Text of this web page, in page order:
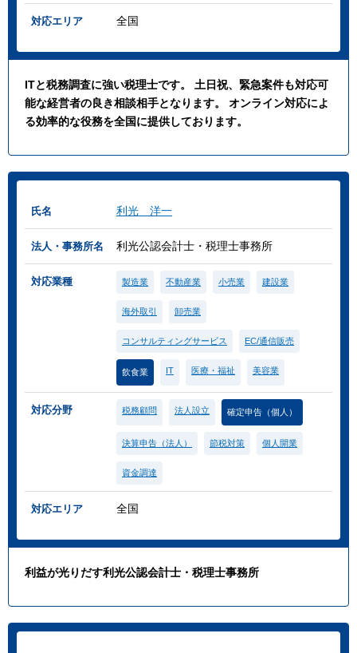
対応エリア 全国
ITと税務調査に強い税理士です。 土日祝、緊急案件も対応可
能な経営者の良き相談相手となります。 オンライン対応によ
る効率的な役務を全国に提供しております。
氏名 利光 洋一
法人・事務所名 利光公認会計士・税理士事務所
対応業種 製造業 不動産業 小売業 建設業
海外取引 卸売業
コンサルティングサービス EC/通信販売
飲食業 IT 医療・福祉 美容業
対応分野 税務顧問 法人設立 確定申告（個人）
決算申告（法人） 節税対策 個人開業
資金調達
対応エリア 全国
利益が光りだす利光公認会計士・税理士事務所